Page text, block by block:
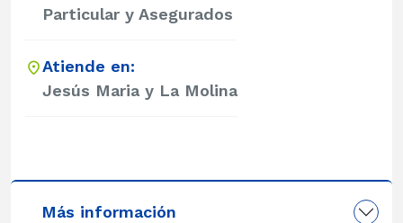
Particular y Asegurados
Atiende en:
Jesús Maria y La Molina
Más información